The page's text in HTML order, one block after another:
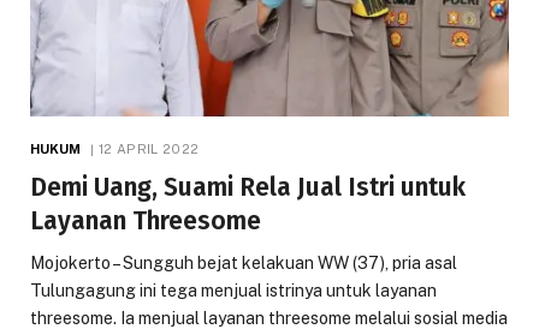
HUKUM 12 APRIL 2022
Demi Uang, Suami Rela Jual Istri untuk
Layanan Threesome
Mojokerto – Sungguh bejat kelakuan WW (37), pria asal
Tulungagung ini tega menjual istrinya untuk layanan
threesome. Ia menjual layanan threesome melalui sosial media